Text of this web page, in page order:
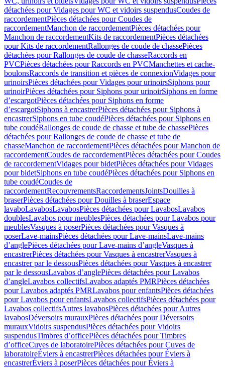
détachées pour Vidages pour WC et vidoirs suspendusCoudes de
raccordementPièces détachées pour Coudes de
raccordementManchon de raccordementPièces détachées pour
Manchon de raccordementKits de raccordementPièces détachées
pour Kits de raccordementRallonges de coude de chassePièces
détachées pour Rallonges de coude de chasseRaccords en
PVCPièces détachées pour Raccords en PVCManchettes et cache-
boulonsRaccords de transition et pièces de connexionVidages pour
urinoirsPièces détachées pour Vidages pour urinoirsSiphons pour
urinoirPièces détachées pour Siphons pour urinoirSiphons en forme
d’escargotPièces détachées pour Siphons en forme
d’escargotSiphons à encastrerPièces détachées pour Siphons à
encastrerSiphons en tube coudéPièces détachées pour Siphons en
tube coudéRallonges de coude de chasse et tube de chassePièces
détachées pour Rallonges de coude de chasse et tube de
chasseManchon de raccordementPièces détachées pour Manchon de
raccordementCoudes de raccordementPièces détachées pour Coudes
de raccordementVidages pour bidetPièces détachées pour Vidages
pour bidetSiphons en tube coudéPièces détachées pour Siphons en
tube coudéCoudes de
raccordementRecouvrementsRaccordementsJointsDouilles à
braserPièces détachées pour Douilles à braserEspace
lavaboLavabosLavabosPièces détachées pour LavabosLavabos
doublesLavabos pour meublesPièces détachées pour Lavabos pour
meublesVasques à poserPièces détachées pour Vasques à
poserLave-mainsPièces détachées pour Lave-mainsLave-mains
d’anglePièces détachées pour Lave-mains d’angleVasques à
encastrerPièces détachées pour Vasques à encastrerVasques à
encastrer par le dessousPièces détachées pour Vasques à encastrer
par le dessousLavabos d’anglePièces détachées pour Lavabos
d’angleLavabos collectifsLavabos adaptés PMRPièces détachées
pour Lavabos adaptés PMRLavabos pour enfantsPièces détachées
pour Lavabos pour enfantsLavabos collectifsPièces détachées pour
Lavabos collectifsAutres lavabosPièces détachées pour Autres
lavabosDéversoirs murauxPièces détachées pour Déversoirs
murauxVidoirs suspendusPièces détachées pour Vidoirs
suspendusTimbres dʼofficePièces détachées pour Timbres
dʼofficeCuves de laboratoirePièces détachées pour Cuves de
laboratoireÉviers à encastrerPièces détachées pour Éviers à
encastrerÉviers à poserPièces détachées pour Éviers à